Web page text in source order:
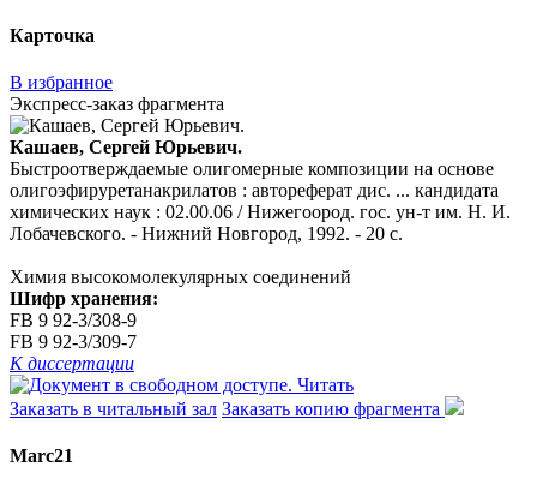
Карточка
В избранное
Экспресс-заказ фрагмента
Кашаев, Сергей Юрьевич.
Быстроотверждаемые олигомерные композиции на основе
олигоэфируретанакрилатов : автореферат дис. ... кандидата
химических наук : 02.00.06 / Нижегоород. гос. ун-т им. Н. И.
Лобачевского. - Нижний Новгород, 1992. - 20 с.
Химия высокомолекулярных соединений
Шифр хранения:
FB 9 92-3/308-9
FB 9 92-3/309-7
К диссертации
Читать
Заказать в читальный зал Заказать копию фрагмента
Marc21